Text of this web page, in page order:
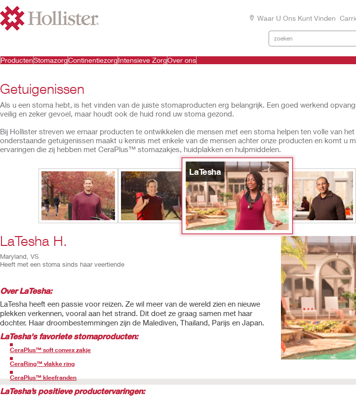
Waar U Ons Kunt Vinden
ProductenStomazorgContinentiezorgIntensieve ZorgOver ons
Getuigenissen
Als u een stoma hebt, is het vinden van de juiste stomaproducten erg belangrijk. Een goed werkend
veilig en zeker gevoel, maar houdt ook de huid rond uw stoma gezond.
Bij Hollister streven we ernaar producten te ontwikkelen die mensen met een stoma helpen ten volle van
onderstaande getuigenissen maakt u kennis met enkele van de mensen achter onze producten en komt u
ervaringen die zij hebben met CeraPlus™ stomazakjes, huidplakken en hulpmiddelen.
LaTesha
LaTesha H.
Maryland, VS
Heeft met een stoma sinds haar veertiende
Over LaTesha:
LaTesha heeft een passie voor reizen. Ze wil meer van de wereld zien en nieuwe
plekken verkennen, vooral aan het strand. Dit doet ze graag samen met haar
dochter. Haar droombestemmingen zijn de Malediven, Thailand, Parijs en Japan.
LaTesha's favoriete stomaproducten:
CeraPlus™ soft convex zakje
CeraRing™ vlakke ring
CeraPlus™ kleefranden
LaTesha’s positieve productervaringen: